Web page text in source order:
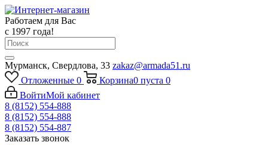
Работаем для Вас
с 1997 года!
Мурманск, Свердлова, 33 zakaz@armada51.ru
Отложенные 0 Корзина0 пуста 0
ВойтиМой кабинет
8 (8152) 554-888
8 (8152) 554-888
8 (8152) 554-887
Заказать звонок